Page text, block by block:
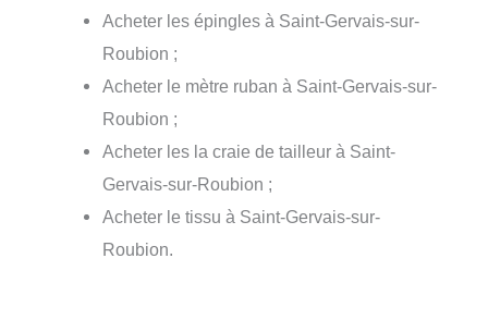
Acheter les épingles à Saint-Gervais-sur-
Roubion ;
Acheter le mètre ruban à Saint-Gervais-sur-
Roubion ;
Acheter les la craie de tailleur à Saint-
Gervais-sur-Roubion ;
Acheter le tissu à Saint-Gervais-sur-
Roubion.